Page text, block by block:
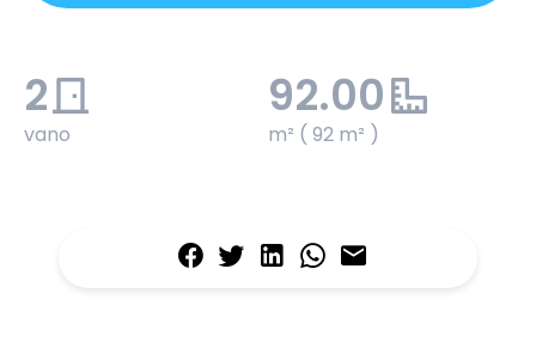
2
vano
92.00
m² ( 92 m² )